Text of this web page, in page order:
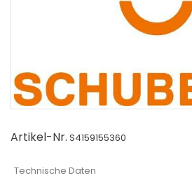
Artikel-Nr. S4159155360
Technische Daten